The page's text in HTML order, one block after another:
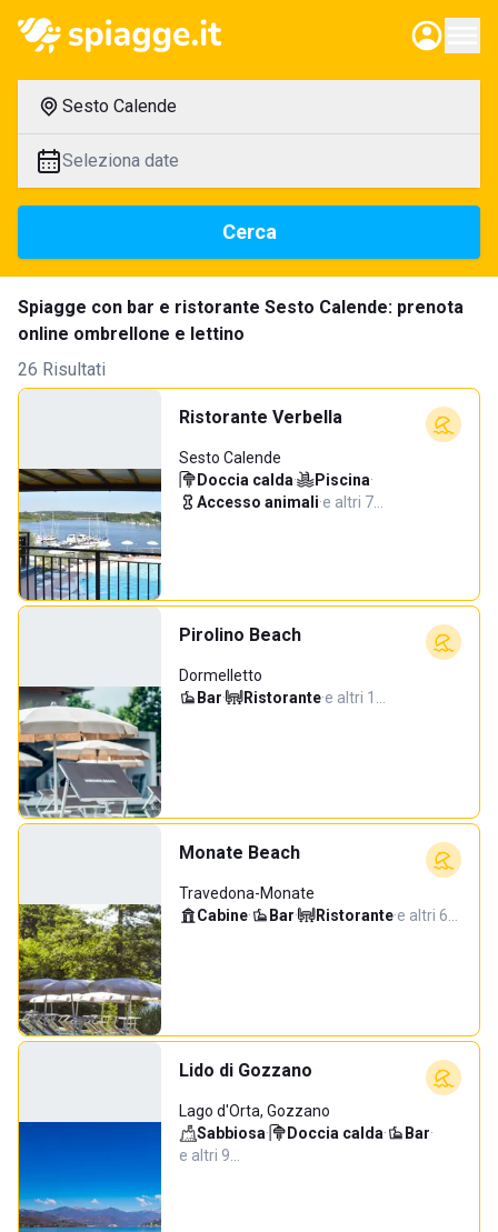
Sesto Calende
Seleziona date
Cerca
Spiagge con bar e ristorante Sesto Calende: prenota
online ombrellone e lettino
26 Risultati
Ristorante Verbella
Sesto Calende
Doccia calda· Piscina·
Accesso animali·e altri 7…
Pirolino Beach
Dormelletto
Bar· Ristorante·e altri 1…
Monate Beach
Travedona-Monate
Cabine· Bar· Ristorante·e altri 6…
Lido di Gozzano
Lago d'Orta, Gozzano
Sabbiosa· Doccia calda· Bar·
e altri 9…